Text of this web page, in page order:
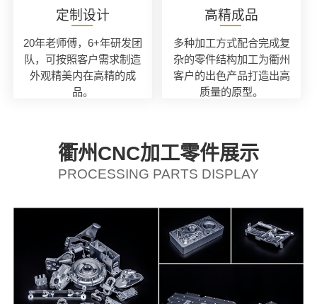
定制设计
20年老师傅，6+年研发团
队，可按照客户需求制造
外观精美内在高精的成
品。
高精成品
多种加工方式配合完成复
杂的零件结构加工为衢州
客户的出色产品打造出高
质量的原型。
衢州CNC加工零件展示
PROCESSING PARTS DISPLAY